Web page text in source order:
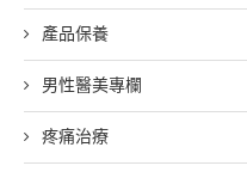
產品保養
男性醫美專欄
疼痛治療